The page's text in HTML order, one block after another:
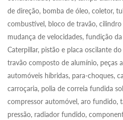
de direção, bomba de óleo, coletor,
combustível, bloco de travão,
mudança de velocidades, fundição
Caterpillar, pistão e placa oscilante
travão composto de alumínio, peças
automóveis híbridas, para-choques,
carroçaria, polia de correia fundida
compressor automóvel, aro fundido,
pressão, radiador fundido,